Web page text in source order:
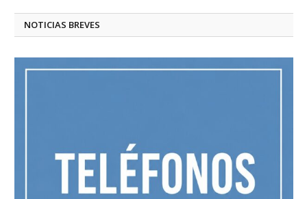
NOTICIAS BREVES